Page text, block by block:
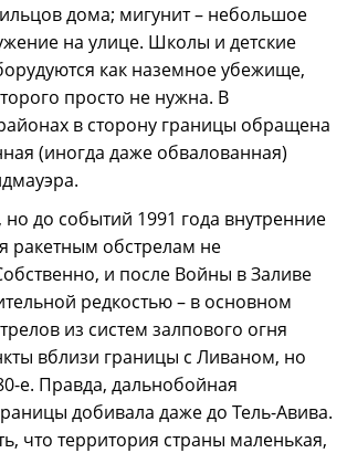
дома; мигунит – небольшое
на улице. Школы и детские
как наземное убежище,
просто не нужна. В
в сторону границы обращена
(иногда даже обвалованная)
до событий 1991 года внутренние
ракетным обстрелам не
и после Войны в Заливе
редкостью – в основном
из систем залпового огня
вблизи границы с Ливаном, но
е. Правда, дальнобойная
добивала даже до Тель-Авива.
что территория страны маленькая,